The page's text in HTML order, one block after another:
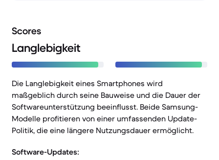
Scores
Langlebigkeit
Die Langlebigkeit eines Smartphones wird
maßgeblich durch seine Bauweise und die Dauer der
Softwareunterstützung beeinflusst. Beide Samsung-
Modelle profitieren von einer umfassenden Update-
Politik, die eine längere Nutzungsdauer ermöglicht.
Software-Updates: